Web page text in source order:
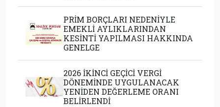
PRİM BORÇLARI NEDENİYLE
EMEKLİ AYLIKLARINDAN
KESİNTİ YAPILMASI HAKKINDA
GENELGE
2026 İKİNCİ GEÇİCİ VERGİ
DÖNEMİNDE UYGULANACAK
YENİDEN DEĞERLEME ORANI
BELİRLENDİ